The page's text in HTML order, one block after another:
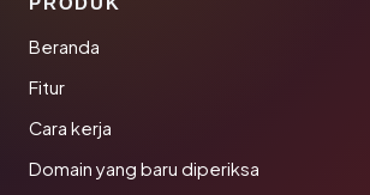
Beranda
Fitur
Cara kerja
Domain yang baru diperiksa